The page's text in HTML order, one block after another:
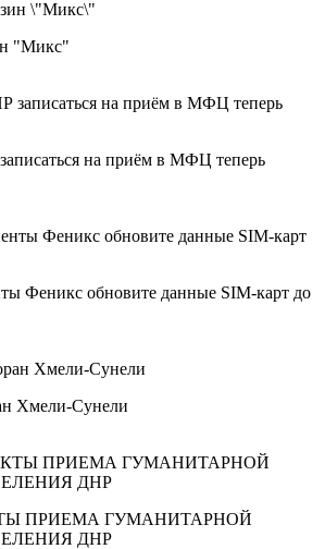
"Микс"
на приём в МФЦ теперь
Феникс обновите данные SIM-карт до
Хмели-Сунели
ПРИЕМА ГУМАНИТАРНОЙ
ДНР